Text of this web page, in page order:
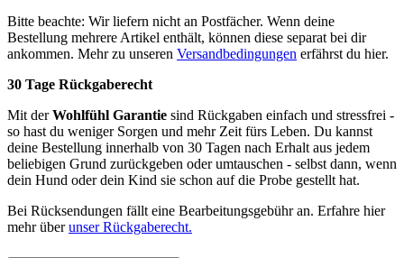
Bitte beachte: Wir liefern nicht an Postfächer. Wenn deine
Bestellung mehrere Artikel enthält, können diese separat bei dir
ankommen. Mehr zu unseren Versandbedingungen erfährst du hier.
30 Tage Rückgaberecht
Mit derWohlfühl Garantie sind Rückgaben einfach und stressfrei -
so hast du weniger Sorgen und mehr Zeit fürs Leben. Du kannst
deine Bestellung innerhalb von 30 Tagen nach Erhalt aus jedem
beliebigen Grund zurückgeben oder umtauschen - selbst dann, wenn
dein Hund oder dein Kind sie schon auf die Probe gestellt hat.
Bei Rücksendungen fällt eine Bearbeitungsgebühr an. Erfahre hier
mehr überunser Rückgaberecht.